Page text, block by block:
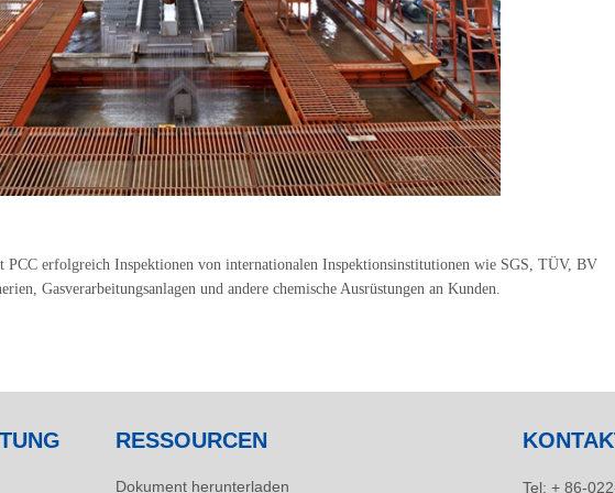
erfolgreich Inspektionen von internationalen Inspektionsinstitutionen wie SGS, TÜV, BV
Gasverarbeitungsanlagen und andere chemische Ausrüstungen an Kunden.
RESSOURCEN
Dokument herunterladen Tel: + 86-